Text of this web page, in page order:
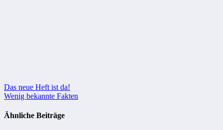
Beitragsnavigation
Das neue Heft ist da!
Wenig bekannte Fakten
Ähnliche Beiträge